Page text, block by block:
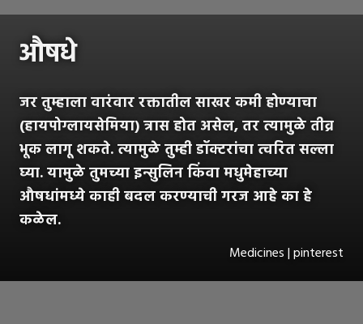
औषधे
जर तुम्हाला वारंवार रक्तातील साखर कमी होण्याचा
(हायपोग्लायसेमिया) त्रास होत असेल, तर त्यामुळे तीव्र
भूक लागू शकते. त्यामुळे तुम्ही डॉक्टरांचा त्वरित सल्ला
घ्या. यामुळे तुमच्या इन्सुलिन किंवा मधुमेहाच्या
औषधांमध्ये काही बदल करण्याची गरज आहे का हे
कळेल.
Medicines | pinterest